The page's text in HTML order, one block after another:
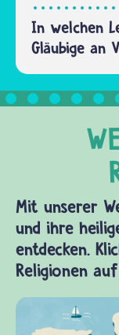
In welchen
Gläubige an
Mit unserer
und ihre
entdecken.
Religionen